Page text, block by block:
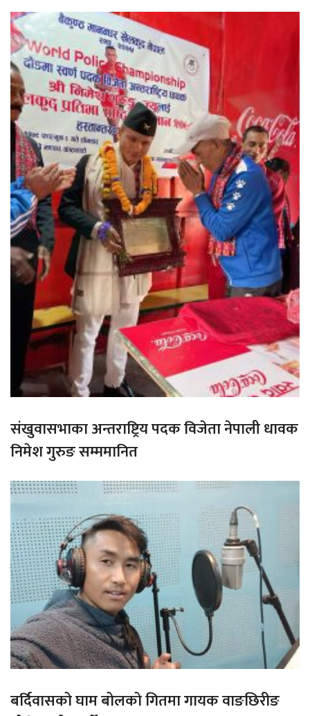
संखुवासभाका अन्तराष्ट्रिय पदक विजेता नेपाली धावक
निमेश गुरुङ सम्ममानित
बर्दिवासको घाम बोलको गितमा गायक वाङछिरीङ